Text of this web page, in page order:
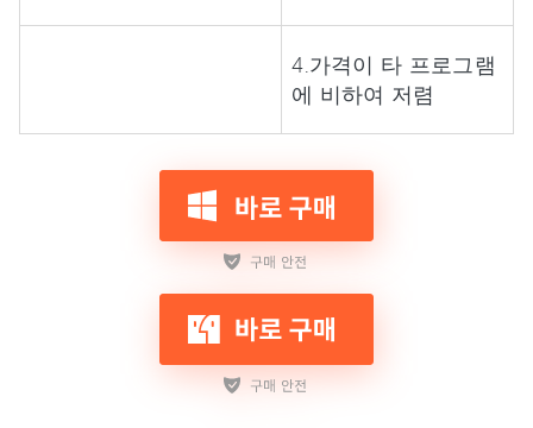
4.가격이 타 프로그램
에 비하여 저렴